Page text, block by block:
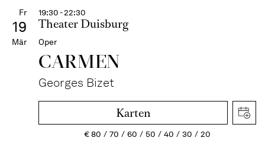
Fr
19
Mär
19:30 - 22:30
Theater Duisburg
Oper
CARMEN
Georges Bizet
Karten
€80 70 60 50 40 30
20